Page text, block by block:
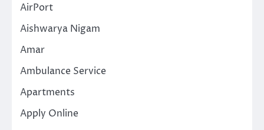
AirPort
Aishwarya Nigam
Amar
Ambulance Service
Apartments
Apply Online